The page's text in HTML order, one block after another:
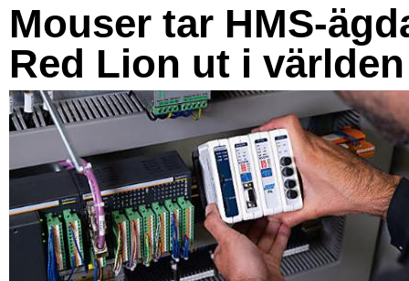
Mouser tar HMS-
Red Lion ut i världen